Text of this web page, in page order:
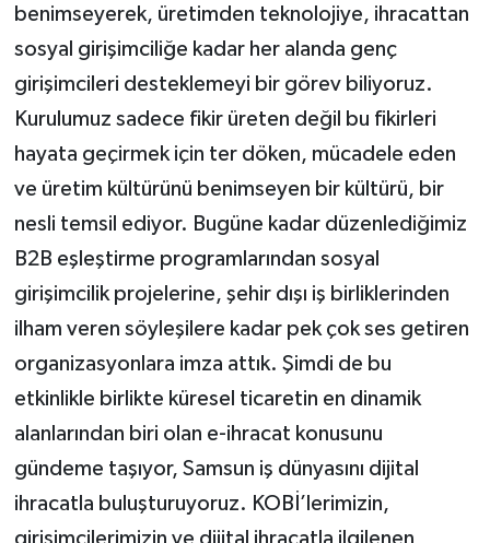
benimseyerek, üretimden teknolojiye, ihracattan
sosyal girişimciliğe kadar her alanda genç
girişimcileri desteklemeyi bir görev biliyoruz.
Kurulumuz sadece fikir üreten değil bu fikirleri
hayata geçirmek için ter döken, mücadele eden
ve üretim kültürünü benimseyen bir kültürü, bir
nesli temsil ediyor. Bugüne kadar düzenlediğimiz
B2B eşleştirme programlarından sosyal
girişimcilik projelerine, şehir dışı iş birliklerinden
ilham veren söyleşilere kadar pek çok ses getiren
organizasyonlara imza attık. Şimdi de bu
etkinlikle birlikte küresel ticaretin en dinamik
alanlarından biri olan e-ihracat konusunu
gündeme taşıyor, Samsun iş dünyasını dijital
ihracatla buluşturuyoruz. KOBİ’lerimizin,
girişimcilerimizin ve dijital ihracatla ilgilenen